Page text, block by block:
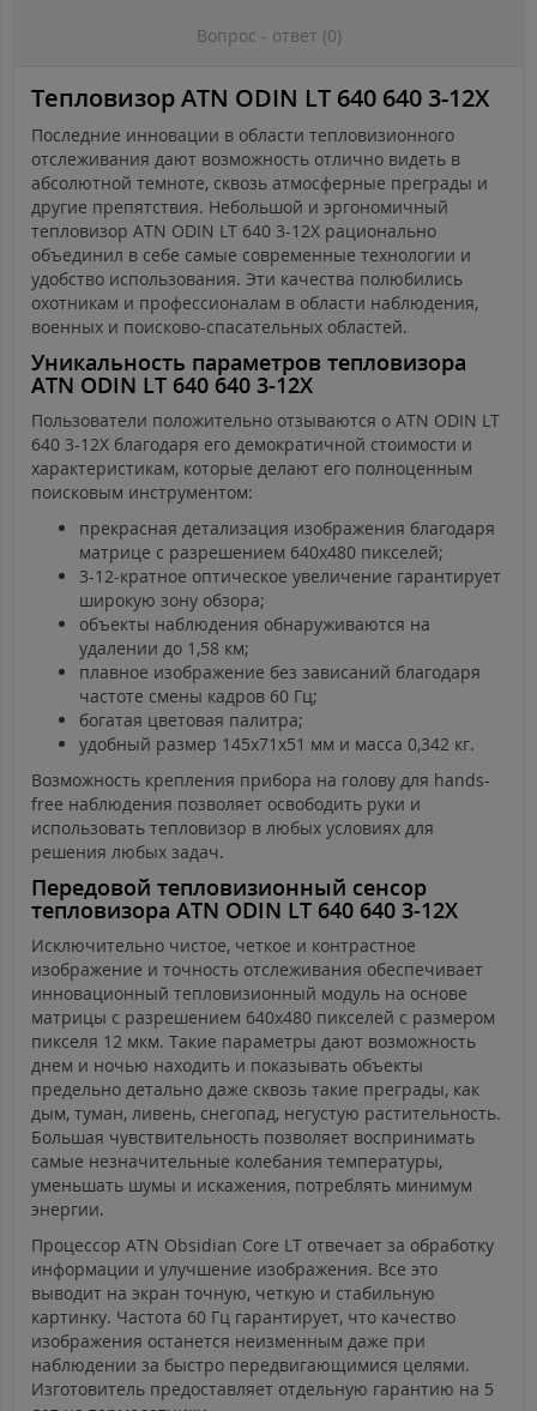
Вопрос - ответ (0)
Тепловизор ATN ODIN LT 640 640 3-12X
Последние инновации в области тепловизионного
отслеживания дают возможность отлично видеть в
абсолютной темноте, сквозь атмосферные преграды и
другие препятствия. Небольшой и эргономичный
тепловизор ATN ODIN LT 640 3-12Х рационально
объединил в себе самые современные технологии и
удобство использования. Эти качества полюбились
охотникам и профессионалам в области наблюдения,
военных и поисково-спасательных областей.
Уникальность параметров тепловизора
ATN ODIN LT 640 640 3-12X
Пользователи положительно отзываются о ATN ODIN LT
640 3-12Х благодаря его демократичной стоимости и
характеристикам, которые делают его полноценным
поисковым инструментом:
прекрасная детализация изображения благодаря
матрице с разрешением 640х480 пикселей;
3-12-кратное оптическое увеличение гарантирует
широкую зону обзора;
объекты наблюдения обнаруживаются на
удалении до 1,58 км;
плавное изображение без зависаний благодаря
частоте смены кадров 60 Гц;
богатая цветовая палитра;
удобный размер 145х71х51 мм и масса 0,342 кг.
Возможность крепления прибора на голову для hands-
free наблюдения позволяет освободить руки и
использовать тепловизор в любых условиях для
решения любых задач.
Передовой тепловизионный сенсор
тепловизора ATN ODIN LT 640 640 3-12X
Исключительно чистое, четкое и контрастное
изображение и точность отслеживания обеспечивает
инновационный тепловизионный модуль на основе
матрицы с разрешением 640х480 пикселей с размером
пикселя 12 мкм. Такие параметры дают возможность
днем и ночью находить и показывать объекты
предельно детально даже сквозь такие преграды, как
дым, туман, ливень, снегопад, негустую растительность.
Большая чувствительность позволяет воспринимать
самые незначительные колебания температуры,
уменьшать шумы и искажения, потреблять минимум
энергии.
Процессор ATN Obsidian Core LT отвечает за обработку
информации и улучшение изображения. Все это
выводит на экран точную, четкую и стабильную
картинку. Частота 60 Гц гарантирует, что качество
изображения останется неизменным даже при
наблюдении за быстро передвигающимися целями.
Изготовитель предоставляет отдельную гарантию на 5